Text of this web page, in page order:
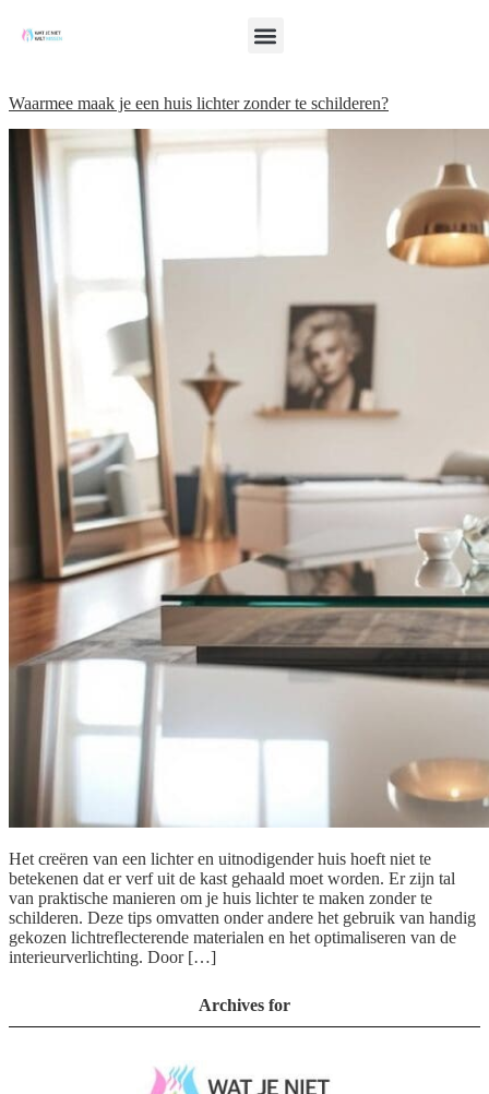
Waarmee maak je een huis lichter zonder te schilderen?
Het creëren van een lichter en uitnodigender huis hoeft niet te
betekenen dat er verf uit de kast gehaald moet worden. Er zijn tal
van praktische manieren om je huis lichter te maken zonder te
schilderen. Deze tips omvatten onder andere het gebruik van handig
gekozen lichtreflecterende materialen en het optimaliseren van de
interieurverlichting. Door […]
Archives for